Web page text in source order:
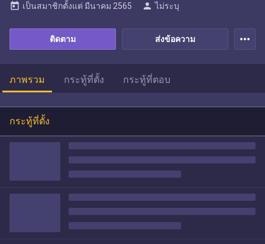
ส่งข้อความ
ติดตาม
today เป็นสมาชิกตั้งแต่ มีนาคม 2565 person ไม่ระบุ
more_horiz
ภาพรวม กระทู้ที่ตั้ง กระทู้ที่ตอบ
กระทู้ที่ตั้ง